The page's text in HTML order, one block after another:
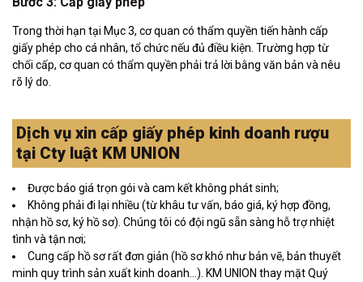
Trong thời hạn tại Mục 3, cơ quan có thẩm quyền tiến hành cấp
giấy phép cho cá nhân, tổ chức nếu đủ điều kiện. Trường hợp từ
chối cấp, cơ quan có thẩm quyền phải trả lời bằng văn bản và nêu
rõ lý do.
Dịch vụ xin cấp giấy phép kinh doanh rượu
tại Cty luật KM UNION
Được báo giá trọn gói và cam kết không phát sinh;
Không phải đi lại nhiều (từ khâu tư vấn, báo giá, ký hợp đồng,
nhận hồ sơ, ký hồ sơ). Chúng tôi có đội ngũ sẵn sàng hỗ trợ nhiệt
tình và tận nơi;
Cung cấp hồ sơ rất đơn giản (hồ sơ khó như bản vẽ, bản thuyết
minh quy trình sản xuất kinh doanh…). KM UNION thay mặt Quý